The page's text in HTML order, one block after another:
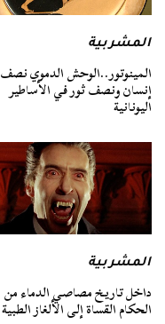
المشربية
المينوتور..الوحش الدموي نصف
إنسان ونصف ثور في الأساطير
اليونانية
المشربية
داخل تاريخ مصاصي الدماء من
الحكام القساة إلى الألغاز الطبية